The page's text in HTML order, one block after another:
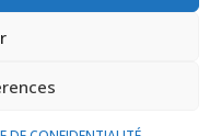
Mentions légales